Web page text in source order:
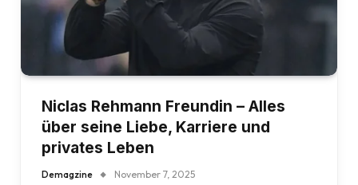
Niclas Rehmann Freundin – Alles
über seine Liebe, Karriere und
privates Leben
Demagzine November 7, 2025